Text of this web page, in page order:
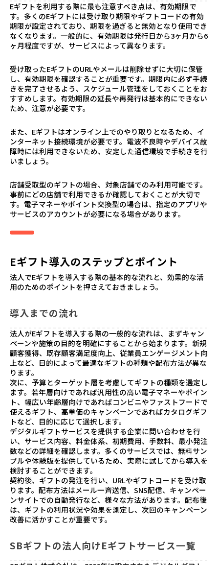
Eギフトを利用する際に最も注意すべき点は、有効期限で
す。多くのEギフトには受け取り期限やギフトコードの有効
期限が設定されており、期限を過ぎると無効となり使用でき
なくなります。一般的に、有効期限は発行日から3ヶ月から6
ヶ月程度ですが、サービスによって異なります。
受け取ったEギフトのURLやメールは削除せずに大切に保管
し、有効期限を確認することが重要です。期限内に必ず手続
きを完了させるよう、スケジュール管理をしておくことをお
すすめします。有効期限の延長や再発行は基本的にできない
ため、注意が必要です。
また、Eギフトはオンライン上でのやり取りとなるため、イ
ンターネット接続環境が必要です。電波不良時やデバイス故
障時には利用できないため、安定した通信環境で手続きを行
いましょう。
店舗受取型のギフトの場合、対象店舗でのみ利用可能です。
事前にどの店舗で利用できるか確認しておくことが大切で
す。電子マネーやポイント交換型の場合は、指定のアプリや
サービスのアカウントが必要になる場合があります。
Eギフト導入のステップとポイント
法人でEギフトを導入する際の基本的な流れと、効果的な活
用のためのポイントを押さえておきましょう。
導入までの流れ
法人がEギフトを導入する際の一般的な流れは、まずキャン
ペーンや施策の目的を明確にすることから始まります。新規
顧客獲得、既存顧客満足度向上、従業員エンゲージメント向
上など、目的によって最適なギフトの種類や配布方法が異な
ります。
次に、予算とターゲット層を考慮してギフトの種類を選定し
ます。若年層向けであれば汎用性の高い電子マネーやポイン
ト、幅広い年齢層向けであればコンビニやファストフードで
使えるギフト、高単価のキャンペーンであればカタログギフ
トなど、目的に応じて選択します。
デジタルギフトサービスを提供する企業に問い合わせを行
い、サービス内容、料金体系、初期費用、手数料、最小発注
数などの詳細を確認します。多くのサービスでは、無料サン
プルや体験版を提供しているため、実際に試してから導入を
検討することができます。
契約後、ギフトの発注を行い、URLやギフトコードを受け取
ります。配布方法はメール一斉送信、SNS配信、キャンペー
ンサイトでの自動発行など、様々な方法があります。配布後
は、ギフトの利用状況や効果を測定し、次回のキャンペーン
改善に活かすことが重要です。
SBギフトの法人向けEギフトサービス一覧